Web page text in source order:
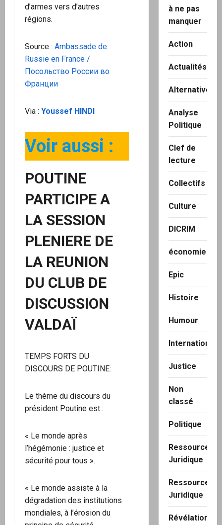
d’armes vers d’autres
régions.
Source : Ambassade de
Russie en France /
Посольство России во
Франции
Via : Youssef HINDI
Voir aussi :
POUTINE
PARTICIPE A
LA SESSION
PLENIERE DE
LA REUNION
DU CLUB DE
DISCUSSION
VALDAÏ
TEMPS FORTS DU
DISCOURS DE POUTINE:
Le thème du discours du
président Poutine est :
« Le monde après
l’hégémonie : justice et
sécurité pour tous ».
« Le monde assiste à la
dégradation des institutions
mondiales, à l’érosion du
à ne pas
manquer
Action
Actualités
Alternatives
Analyse
Politique
Clef de
lecture
Collectifs
Culture
DICRIM
économie
Epic
Histoire
Humour
International
Justice
Non
classé
Politique
Ressource
Juridique
Ressource
Juridique
Révélation